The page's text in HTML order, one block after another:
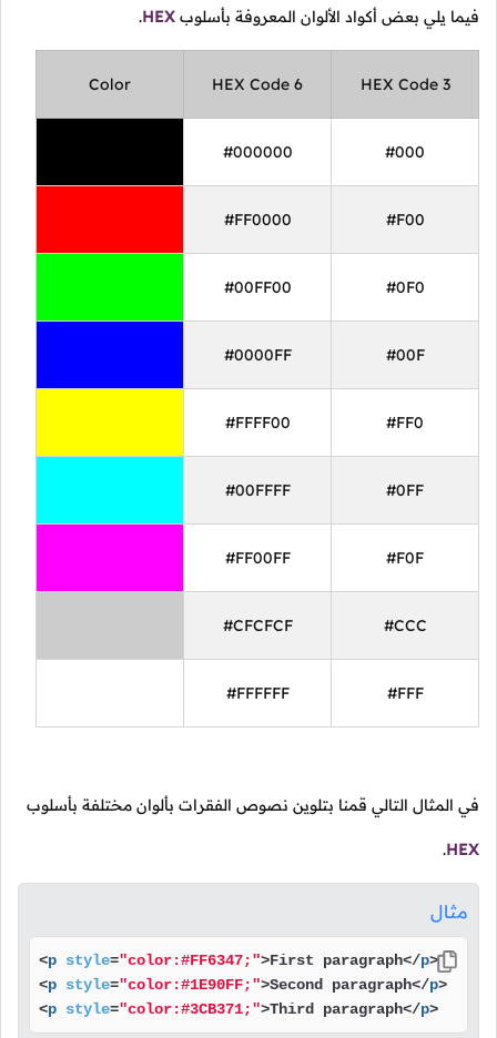
فيما يلي بعض أكواد الألوان المعروفة بأسلوب HEX
.
HEX Code 3
HEX Code 6
Color
#000
#000000
#F00
#FF0000
#0F0
#00FF00
#00F
#0000FF
#FF0
#FFFF00
#0FF
#00FFFF
#F0F
#FF00FF
#CCC
#CFCFCF
#FFF
#FFFFFF
في المثال التالي قمنا بتلوين نصوص الفقرات بألوان مختلفة بأسلوب
HEX
.
مثال
<p style="color:#FF6347;">First paragraph</p>
<p style="color:#1E90FF;">Second paragraph</p>
<p style="color:#3CB371;">Third paragraph</p>